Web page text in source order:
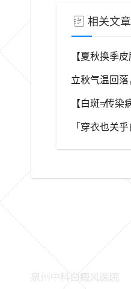
相关文章